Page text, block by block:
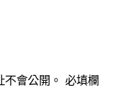
會公開。 必填欄